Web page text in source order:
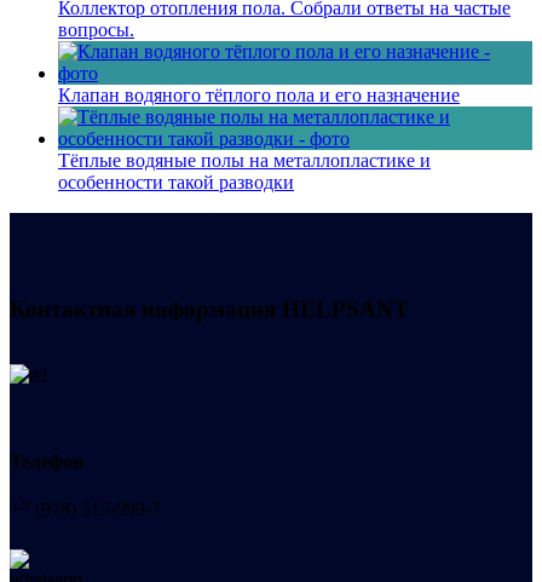
Коллектор отопления пола. Собрали ответы на частые
вопросы.
Клапан водяного тёплого пола и его назначение
Тёплые водяные полы на металлопластике и
особенности такой разводки
Контактная информация HELPSANT
Телефон
+7 (978) 515-999-7